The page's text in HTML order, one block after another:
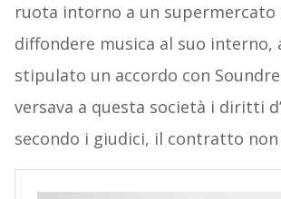
ruota intorno a un supermercato
diffondere musica al suo interno,
stipulato un accordo con
versava a questa società i diritti
secondo i giudici, il contratto non